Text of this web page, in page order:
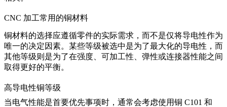
CNC 加工常用的铜材料
铜材料的选择应遵循零件的实际需求，而不是仅将导电性作为
唯一的决定因素。某些等级被选中是为了最大化的导电性，而
其他等级则是为了在强度、可加工性、弹性或连接器性能之间
取得更好的平衡。
高导电性铜等级
当电气性能是首要优先事项时，通常会考虑使用铜 C101 和